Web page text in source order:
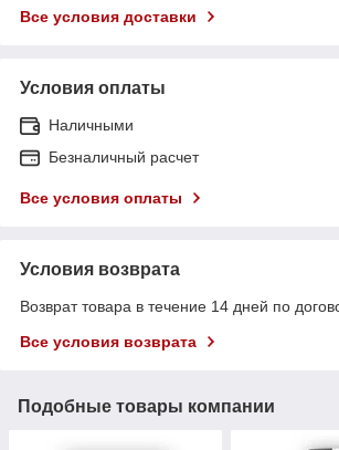
Все условия доставки
Условия оплаты
Наличными
Безналичный расчет
Все условия оплаты
Условия возврата
Возврат товара в течение 14 дней по
Все условия возврата
Подобные товары компании